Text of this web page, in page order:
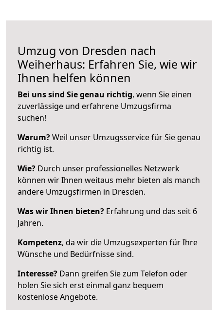
Umzug von Dresden nach
Weiherhaus: Erfahren Sie, wie wir
Ihnen helfen können
Bei uns sind Sie genau richtig, wenn Sie einen
zuverlässige und erfahrene Umzugsfirma
suchen!
Warum?Weil unser Umzugsservice für Sie genau
richtig ist.
Wie? Durch unser professionelles Netzwerk
können wir Ihnen weitaus mehr bieten als manch
andere Umzugsfirmen in Dresden.
Was wir Ihnen bieten? Erfahrung und das seit 6
Jahren.
Kompetenz, da wir die Umzugsexperten für Ihre
Wünsche und Bedürfnisse sind.
Interesse? Dann greifen Sie zum Telefon oder
holen Sie sich erst einmal ganz bequem
kostenlose Angebote.